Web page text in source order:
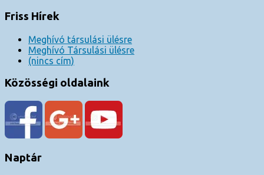
Friss Hírek
Meghívó társulási ülésre
Meghívó Társulási ülésre
(nincs cím)
Közösségi oldalaink
Naptár